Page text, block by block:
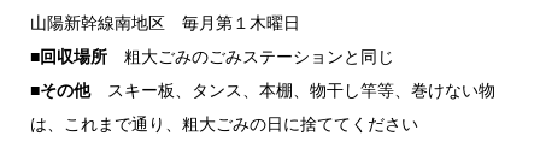
山陽新幹線南地区 毎月第１木曜日
■回収場所 粗大ごみのごみステーションと同じ
■その他スキー板、タンス、本棚、物干し竿等、巻けない物
は、これまで通り、粗大ごみの日に捨ててください